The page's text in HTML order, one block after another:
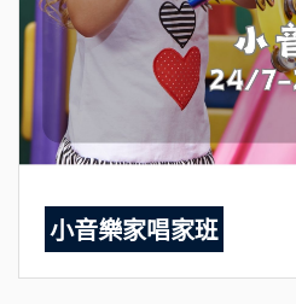
小音樂家唱家班